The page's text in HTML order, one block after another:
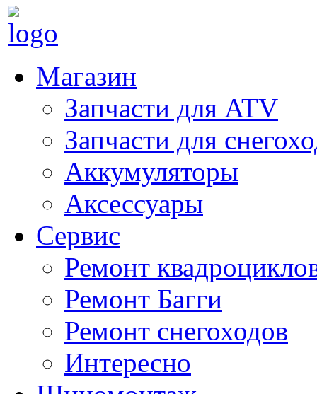
Магазин
Запчасти для ATV
Запчасти для
Аккумуляторы
Аксессуары
Сервис
Ремонт
Ремонт Багги
Ремонт снегоходов
Интересно